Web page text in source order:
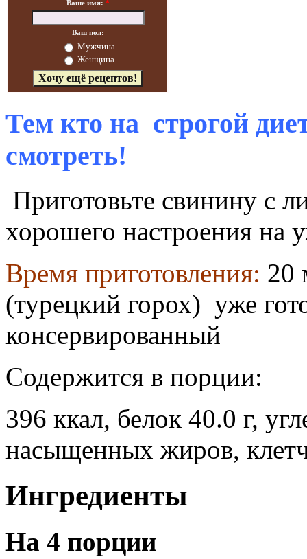
Ваше имя: *
Ваш пол:
Мужчина
Женщина
Тем кто на строгой
смотреть!
Приготовьте свинину с
хорошего настроения на
Время приготовления: 20
(турецкий горох) уже
консервированный
Содержится в порции:
396 ккал, белок 40.0 г,
насыщенных жиров,
Ингредиенты
На 4 порции